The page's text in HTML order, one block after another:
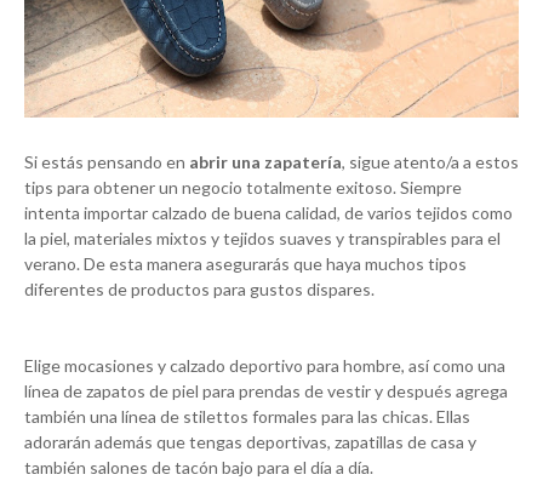
Si estás pensando en abrir una zapatería, sigue atento/a a estos
tips para obtener un negocio totalmente exitoso. Siempre
intenta importar calzado de buena calidad, de varios tejidos como
la piel, materiales mixtos y tejidos suaves y transpirables para el
verano. De esta manera asegurarás que haya muchos tipos
diferentes de productos para gustos dispares.
Elige mocasiones y calzado deportivo para hombre, así como una
línea de zapatos de piel para prendas de vestir y después agrega
también una línea de stilettos formales para las chicas. Ellas
adorarán además que tengas deportivas, zapatillas de casa y
también salones de tacón bajo para el día a día.